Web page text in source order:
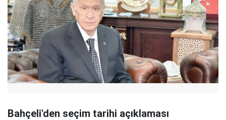
Bahçeli'den seçim tarihi açıklaması